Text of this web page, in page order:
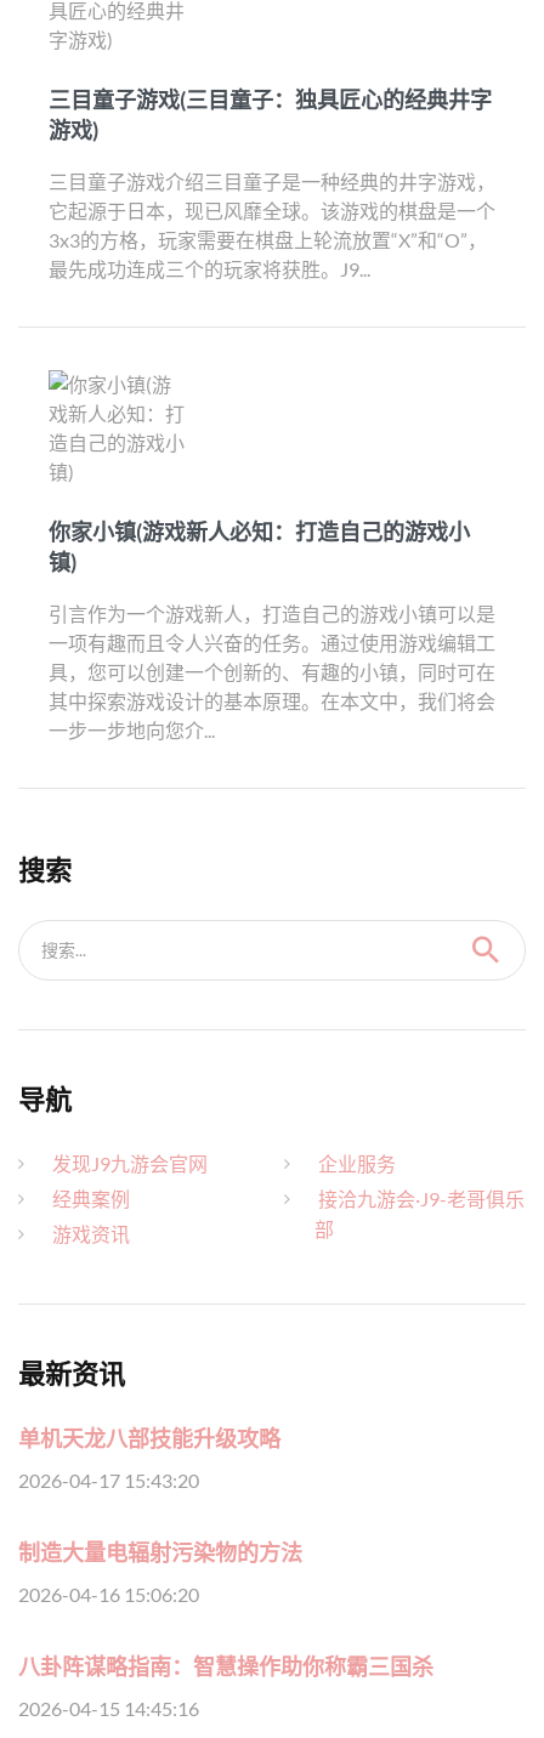
三目童子游戏(三目童子：独具匠心的经典井字
游戏)
三目童子游戏介绍三目童子是一种经典的井字游戏，
它起源于日本，现已风靡全球。该游戏的棋盘是一个
3x3的方格，玩家需要在棋盘上轮流放置“X”和“O”，
最先成功连成三个的玩家将获胜。J9...
你家小镇(游戏新人必知：打造自己的游戏小
镇)
引言作为一个游戏新人，打造自己的游戏小镇可以是
一项有趣而且令人兴奋的任务。通过使用游戏编辑工
具，您可以创建一个创新的、有趣的小镇，同时可在
其中探索游戏设计的基本原理。在本文中，我们将会
一步一步地向您介...
搜索
搜索...
导航
发现J9九游会官网
经典案例
游戏资讯
企业服务
接洽九游会·J9-老哥俱乐
部
最新资讯
单机天龙八部技能升级攻略
2026-04-17 15:43:20
制造大量电辐射污染物的方法
2026-04-16 15:06:20
八卦阵谋略指南：智慧操作助你称霸三国杀
2026-04-15 14:45:16